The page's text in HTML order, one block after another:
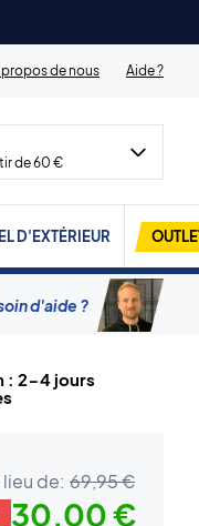
propos de nous Aide ?
de 60 €
D'EXTÉRIEUR
d'aide ?
: 2-4 jours
lieu de: 69,95 €
30,00 €